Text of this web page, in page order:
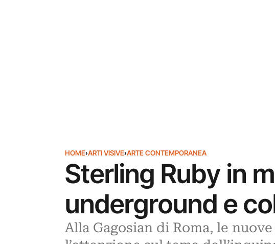
HOME›ARTI VISIVE›ARTE CONTEMPORANEA
Sterling Ruby in
underground e
Alla Gagosian di Roma, le